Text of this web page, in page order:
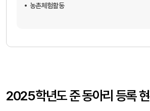
농촌체험활동
2025학년도 준 동아리 등록